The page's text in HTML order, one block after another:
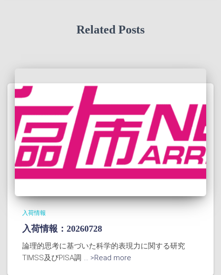
Related Posts
入荷情報
入荷情報：20260728
論理的思考に基づいた科学的表現力に関する研究
TIMSS及びPISA調
... >Read more